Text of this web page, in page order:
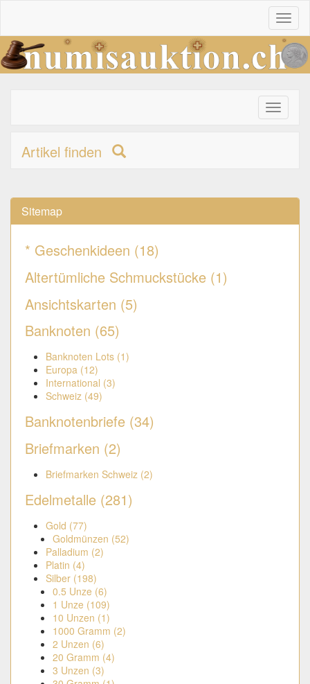
Toggle
primary
Artikel finden
Sitemap
* Geschenkideen (18)
Altertümliche Schmuckstücke (1)
Ansichtskarten (5)
Banknoten (65)
Banknoten Lots (1)
Europa (12)
International (3)
Schweiz (49)
Banknotenbriefe (34)
Briefmarken (2)
Briefmarken Schweiz (2)
Edelmetalle (281)
Gold (77)
Goldmünzen (52)
Palladium (2)
Platin (4)
Silber (198)
0.5 Unze (6)
1 Unze (109)
10 Unzen (1)
1000 Gramm (2)
2 Unzen (6)
20 Gramm (4)
3 Unzen (3)